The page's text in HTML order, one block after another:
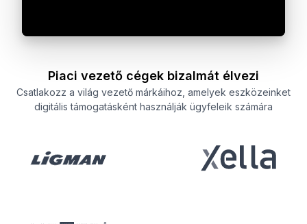
Piaci vezető cégek bizalmát élvezi
Csatlakozz a világ vezető márkáihoz, amelyek eszközeinket
digitális támogatásként használják ügyfeleik számára